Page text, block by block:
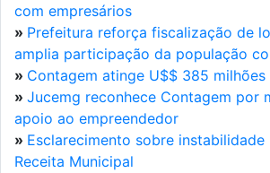
com empresários
» Prefeitura reforça fiscalização de
amplia participação da população
» Contagem atinge U$$ 385
» Jucemg reconhece Contagem por
apoio ao empreendedor
» Esclarecimento sobre instabilidade
Receita Municipal